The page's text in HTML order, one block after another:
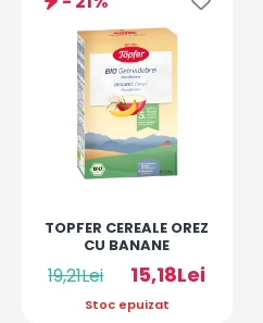
TOPFER CEREALE OREZ
CU BANANE
19,21Lei 15,18Lei
Stoc epuizat